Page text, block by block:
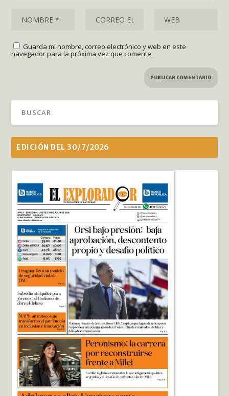
Guarda mi nombre, correo electrónico y web en este
navegador para la próxima vez que comente.
EDICIÓN DEL 30/7/2026